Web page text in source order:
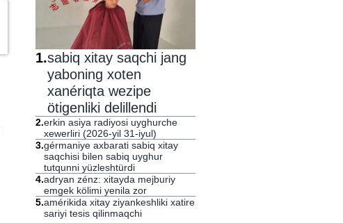
1.sabiq xitay saqchi jang
yaboning xoten
xanériqta wezipe
ötigenliki delillendi
2.erkin asiya radiyosi uyghurche
xewerliri (2026-yil 31-iyul)
3.gérmaniye axbarati sabiq xitay
saqchisi bilen sabiq uyghur
tutqunni yüzleshtürdi
4.adryan zénz: xitayda mejburiy
emgek kölimi yenila zor
5.amérikida xitay ziyankeshliki xatire
sariyi tesis qilinmaqchi